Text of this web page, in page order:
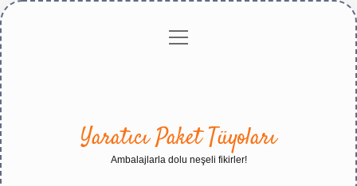
Gizlilikmenüyü
Yaratıcı Paket Tüyoları
Ambalajlarla dolu neşeli fikirler!